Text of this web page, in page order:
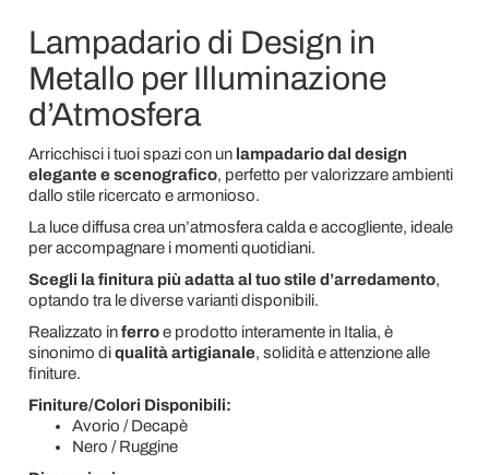
Lampadario di Design in
Metallo per Illuminazione
d’Atmosfera
Arricchisci i tuoi spazi con un lampadario dal design
elegante e scenografico, perfetto per valorizzare ambienti
dallo stile ricercato e armonioso.
La luce diffusa crea un’atmosfera calda e accogliente, ideale
per accompagnare i momenti quotidiani.
Scegli la finitura più adatta al tuo stile d’arredamento,
optando tra le diverse varianti disponibili.
Realizzato inferroe prodotto interamente in Italia, è
sinonimo diqualità artigianale, solidità e attenzione alle
finiture.
Finiture/Colori Disponibili:
Avorio / Decapè
Nero / Ruggine